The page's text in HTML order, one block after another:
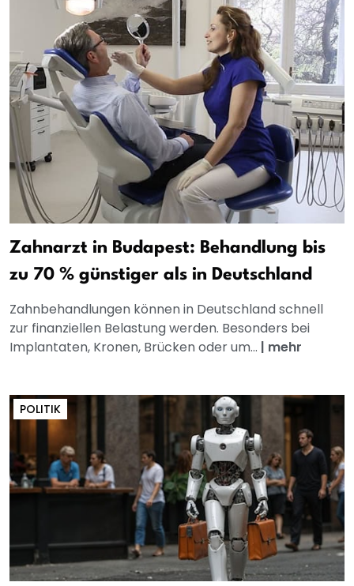
Zahnarzt in Budapest: Behandlung bis
zu 70 % günstiger als in Deutschland
Zahnbehandlungen können in Deutschland schnell
zur finanziellen Belastung werden. Besonders bei
Implantaten, Kronen, Brücken oder um... | mehr
POLITIK